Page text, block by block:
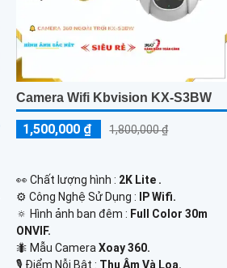
Camera Wifi Kbvision KX-S3BW
1,500,000 ₫ 1,800,000 ₫
️👀 Chất lượng hình : 2K Lite .
⚙ Công Nghệ Sử Dụng :
IP Wifi.
🔅 Hình ảnh ban đêm : Full Color 30m
ONVIF.
🐜 Mẫu CameraXoay 360.
️🎙 Điểm Nỗi Bật : Thu Âm Và Loa.